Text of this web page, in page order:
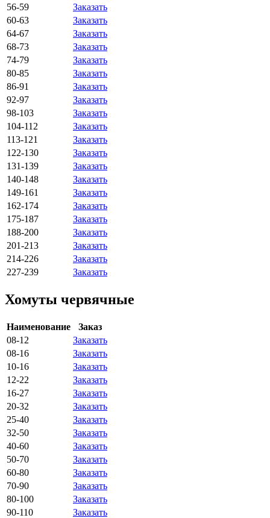
56-59
Заказать
60-63
Заказать
64-67
Заказать
68-73
Заказать
74-79
Заказать
80-85
Заказать
86-91
Заказать
92-97
Заказать
98-103
Заказать
104-112
Заказать
113-121
Заказать
122-130
Заказать
131-139
Заказать
140-148
Заказать
149-161
Заказать
162-174
Заказать
175-187
Заказать
188-200
Заказать
201-213
Заказать
214-226
Заказать
227-239
Заказать
Хомуты червячные
Наименование
Заказ
08-12
Заказать
08-16
Заказать
10-16
Заказать
12-22
Заказать
16-27
Заказать
20-32
Заказать
25-40
Заказать
32-50
Заказать
40-60
Заказать
50-70
Заказать
60-80
Заказать
70-90
Заказать
80-100
Заказать
90-110
Заказать